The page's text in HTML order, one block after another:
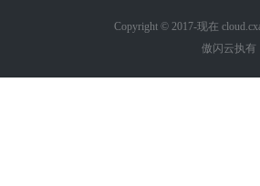
Copyright © 2017-现在
傲闪云执有